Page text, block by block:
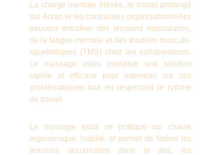
La charge mentale élevée, le travail prolongé
sur écran et les contraintes organisationnelles
peuvent entraîner des tensions musculaires,
de la fatigue mentale et des troubles musculo-
squelettiques (TMS) chez les collaborateurs.
Le massage assis constitue une solution
rapide et efficace pour intervenir sur ces
problématiques tout en respectant le rythme
de travail.
Le massage assis se pratique sur chaise
ergonomique, habillé, et permet de libérer les
tensions accumulées dans le dos, les